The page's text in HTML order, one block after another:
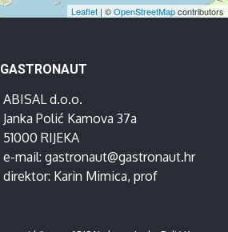
Leaflet | ©OpenStreetMapcontributors
GASTRONAUT
ABISAL d.o.o.
Janka Polić Kamova 37a
51000 RIJEKA
e-mail: gastronaut@gastronaut.hr
direktor: Karin Mimica, prof